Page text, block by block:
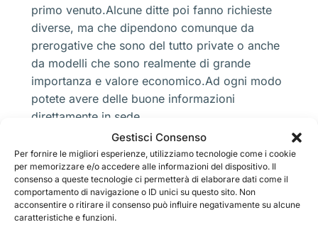
Gestisci Consenso
Per fornire le migliori esperienze, utilizziamo tecnologie come i cookie
per memorizzare e/o accedere alle informazioni del dispositivo. Il
consenso a queste tecnologie ci permetterà di elaborare dati come il
comportamento di navigazione o ID unici su questo sito. Non
acconsentire o ritirare il consenso può influire negativamente su alcune
caratteristiche e funzioni.
primo venuto.Alcune ditte poi fanno richieste
diverse, ma che dipendono comunque da
prerogative che sono del tutto private o anche
da modelli che sono realmente di grande
importanza e valore economico.Ad ogni modo
potete avere delle buone informazioni
direttamente in sede.
Noleggio Elevatore Camparada
con forche che si muovono, cioè
retrattili